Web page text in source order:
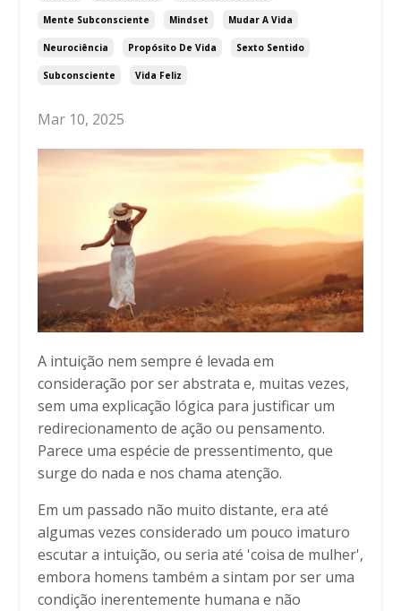
Mente Subconsciente Mindset Mudar A Vida
Neurociência Propósito De Vida Sexto Sentido
Subconsciente Vida Feliz
Mar 10, 2025
A intuição nem sempre é levada em
consideração por ser abstrata e, muitas vezes,
sem uma explicação lógica para justificar um
redirecionamento de ação ou pensamento.
Parece uma espécie de pressentimento, que
surge do nada e nos chama atenção.
Em um passado não muito distante, era até
algumas vezes considerado um pouco imaturo
escutar a intuição, ou seria até 'coisa de mulher',
embora homens também a sintam por ser uma
condição inerentemente humana e não